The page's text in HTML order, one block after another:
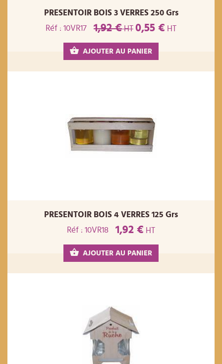
PRESENTOIR BOIS 3 VERRES 250 Grs
Réf : 10VR17
1,92 €HT 0,55 € HT
AJOUTER AU PANIER
PRESENTOIR BOIS 4 VERRES 125 Grs
Réf : 10VR18
1,92 € HT
AJOUTER AU PANIER